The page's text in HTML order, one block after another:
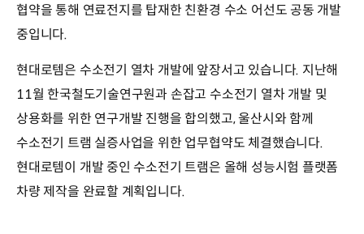
협약을 통해 연료전지를 탑재한 친환경 수소 어선도 공동 개발
중입니다.
현대로템은 수소전기 열차 개발에 앞장서고 있습니다. 지난해
11월 한국철도기술연구원과 손잡고 수소전기 열차 개발 및
상용화를 위한 연구개발 진행을 합의했고, 울산시와 함께
수소전기 트램 실증사업을 위한 업무협약도 체결했습니다.
현대로템이 개발 중인 수소전기 트램은 올해 성능시험 플랫폼
차량 제작을 완료할 계획입니다.